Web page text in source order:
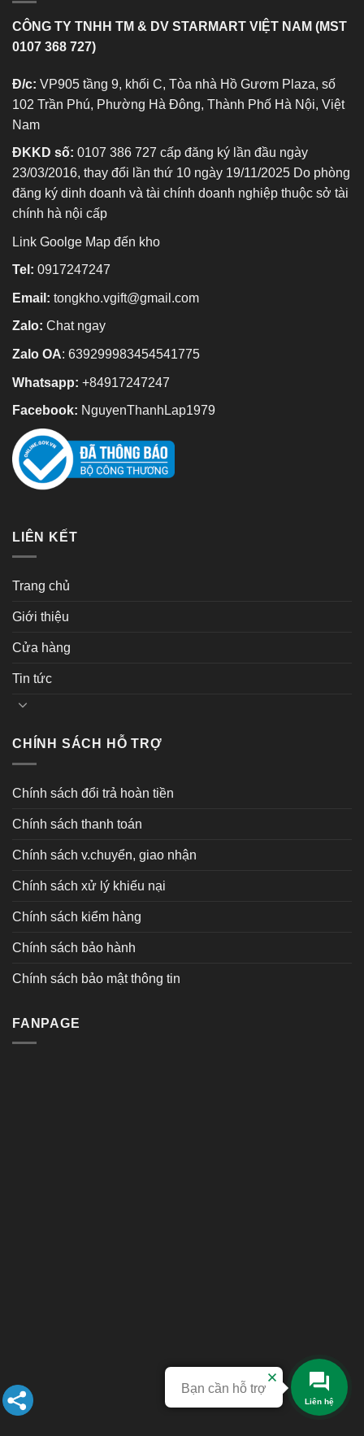
CÔNG TY TNHH TM & DV STARMART VIỆT NAM (MST
0107 368 727)
Đ/c: VP905 tầng 9, khối C, Tòa nhà Hồ Gươm Plaza, số
102 Trần Phú, Phường Hà Đông, Thành Phố Hà Nội, Việt
Nam
ĐKKD số: 0107 386 727 cấp đăng ký lần đầu ngày
23/03/2016, thay đổi lần thứ 10 ngày 19/11/2025 Do phòng
đăng ký dinh doanh và tài chính doanh nghiệp thuộc sở tài
chính hà nội cấp
Link Goolge Map đến kho
Tel: 0917247247
Email: tongkho.vgift@gmail.com
Zalo: Chat ngay
Zalo OA: 639299983454541775
Whatsapp: +84917247247
Facebook: NguyenThanhLap1979
LIÊN KẾT
Trang chủ
Giới thiệu
Cửa hàng
Tin tức
CHÍNH SÁCH HỖ TRỢ
Chính sách đổi trả hoàn tiền
Chính sách thanh toán
Chính sách v.chuyển, giao nhận
Chính sách xử lý khiếu nại
Chính sách kiểm hàng
Chính sách bảo hành
Chính sách bảo mật thông tin
FANPAGE
Liên hệ
Bạn cần hỗ trợ